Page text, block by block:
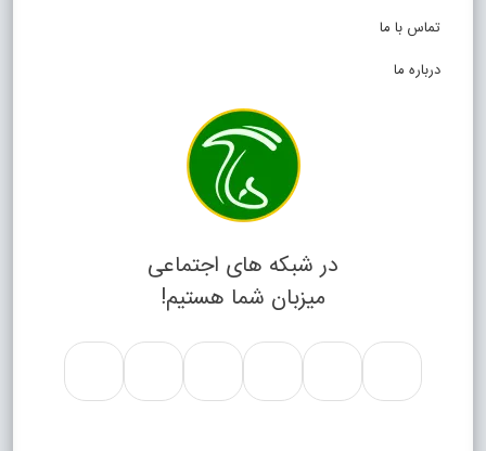
تماس با ما
درباره ما
در شبکه های اجتماعی
میزبان شما هستیم!